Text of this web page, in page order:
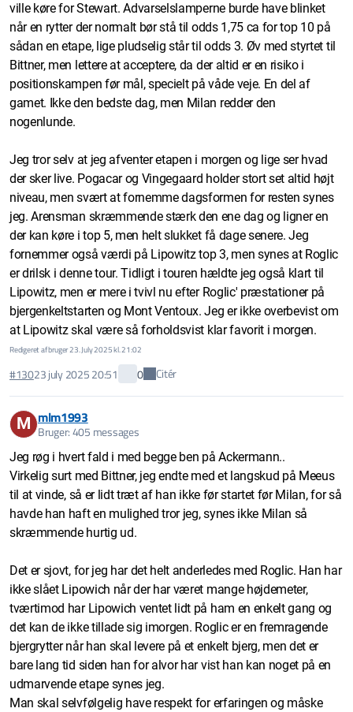
ville køre for Stewart. Advarselslamperne burde have blinket
når en rytter der normalt bør stå til odds 1,75 ca for top 10 på
sådan en etape, lige pludselig står til odds 3. Øv med styrtet til
Bittner, men lettere at acceptere, da der altid er en risiko i
positionskampen før mål, specielt på våde veje. En del af
gamet. Ikke den bedste dag, men Milan redder den
nogenlunde.
Jeg tror selv at jeg afventer etapen i morgen og lige ser hvad
der sker live. Pogacar og Vingegaard holder stort set altid højt
niveau, men svært at fornemme dagsformen for resten synes
jeg. Arensman skræmmende stærk den ene dag og ligner en
der kan køre i top 5, men helt slukket få dage senere. Jeg
fornemmer også værdi på Lipowitz top 3, men synes at Roglic
er drilsk i denne tour. Tidligt i touren hældte jeg også klart til
Lipowitz, men er mere i tvivl nu efter Roglic' præstationer på
bjergenkeltstarten og Mont Ventoux. Jeg er ikke overbevist om
at Lipowitz skal være så forholdsvist klar favorit i morgen.
Redigeret af bruger 23. July 2025 kl. 21:02
#13023 july 2025 20:51 0 Citér
M mlm1993
Bruger: 405 messages
Jeg røg i hvert fald i med begge ben på Ackermann..
Virkelig surt med Bittner, jeg endte med et langskud på Meeus
til at vinde, så er lidt træt af han ikke før startet før Milan, for så
havde han haft en mulighed tror jeg, synes ikke Milan så
skræmmende hurtig ud.
Det er sjovt, for jeg har det helt anderledes med Roglic. Han har
ikke slået Lipowich når der har været mange højdemeter,
tværtimod har Lipowich ventet lidt på ham en enkelt gang og
det kan de ikke tillade sig imorgen. Roglic er en fremragende
bjergrytter når han skal levere på et enkelt bjerg, men det er
bare lang tid siden han for alvor har vist han kan noget på en
udmarvende etape synes jeg.
Man skal selvfølgelig have respekt for erfaringen og måske